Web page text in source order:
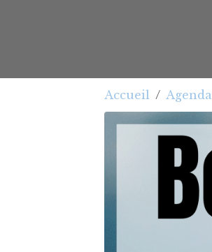
Accueil Agenda